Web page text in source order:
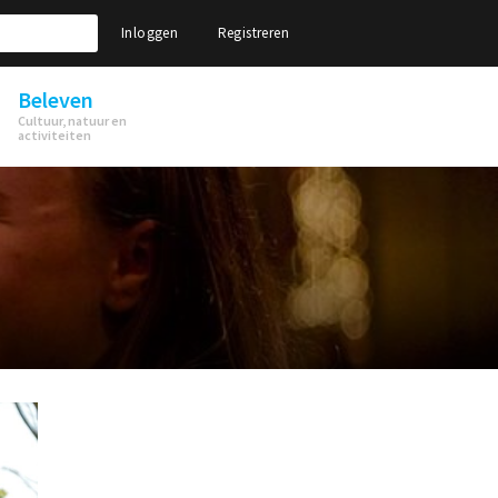
Inloggen Registreren
Beleven
Cultuur, natuur en
activiteiten